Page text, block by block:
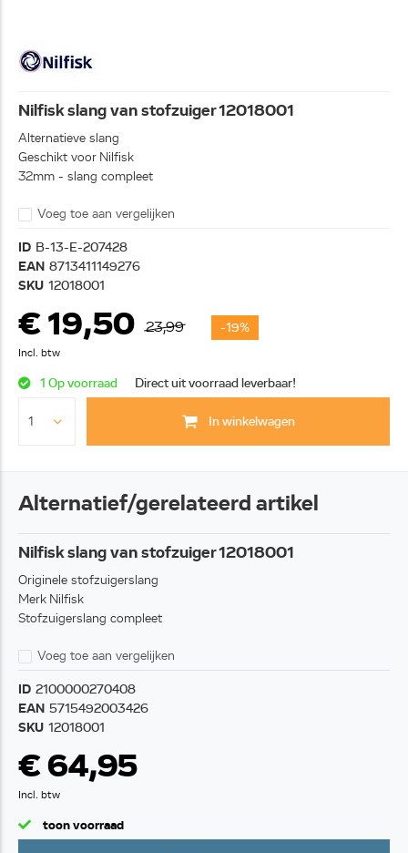
Nilfisk slang van stofzuiger 12018001
Alternatieve slang
Geschikt voor Nilfisk
32mm - slang compleet
Voeg toe aan vergelijken
ID B-13-E-207428
EAN 8713411149276
SKU 12018001
€ 19,50 23,99 -19%
Incl. btw
1 Op voorraad Direct uit voorraad leverbaar!
In winkelwagen
Alternatief/gerelateerd artikel
Nilfisk slang van stofzuiger 12018001
Originele stofzuigerslang
Merk Nilfisk
Stofzuigerslang compleet
Voeg toe aan vergelijken
ID 2100000270408
EAN 5715492003426
SKU 12018001
€ 64,95
Incl. btw
toon voorraad